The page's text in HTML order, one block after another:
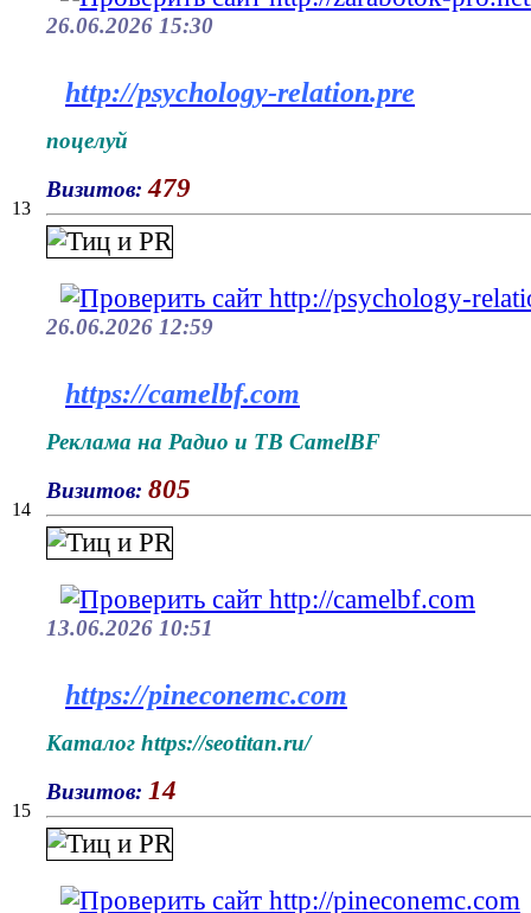
26.06.2026 15:30
13
http://psychology-relation.pre
поцелуй
Визитов: 479
26.06.2026 12:59
14
https://camelbf.com
Реклама на Радио и ТВ CamelBF
Визитов: 805
13.06.2026 10:51
15
https://pineconemc.com
Каталог https://seotitan.ru/
Визитов: 14